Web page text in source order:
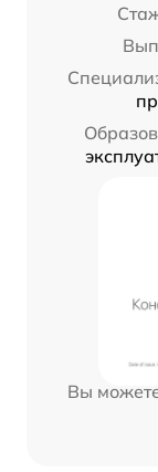
Вы